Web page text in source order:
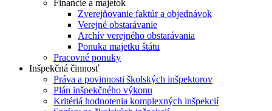
Financie a majetok
Zverejňovanie faktúr a objednávok
Verejné obstarávanie
Archív verejného obstarávania
Ponuka majetku štátu
Pracovné ponuky
Inšpekčná činnosť
Práva a povinnosti školských inšpektorov
Plán inšpekčného výkonu
Kritériá hodnotenia komplexných inšpekcií